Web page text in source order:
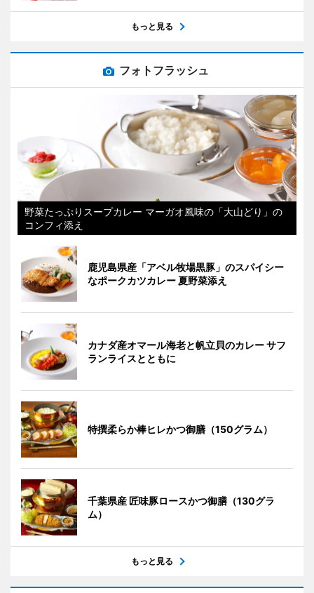
もっと見る
フォトフラッシュ
野菜たっぷりスープカレー マーガオ風味の「大山どり」の
コンフィ添え
鹿児島県産「アベル牧場黒豚」のスパイシー
なポークカツカレー 夏野菜添え
カナダ産オマール海老と帆立貝のカレー サフ
ランライスとともに
特撰柔らか棒ヒレかつ御膳（150グラム）
千葉県産 匠味豚ロースかつ御膳（130グラ
ム）
もっと見る